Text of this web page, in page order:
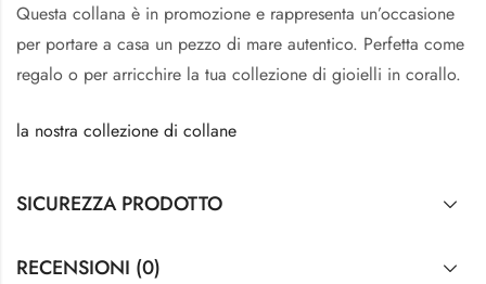
Questa collana è in promozione e rappresenta un’occasione
per portare a casa un pezzo di mare autentico. Perfetta come
regalo o per arricchire la tua collezione di gioielli in corallo.
la nostra collezione di collane
SICUREZZA PRODOTTO
RECENSIONI (0)